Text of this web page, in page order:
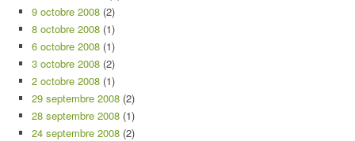
9 octobre 2008 (2)
8 octobre 2008 (1)
6 octobre 2008 (1)
3 octobre 2008 (2)
2 octobre 2008 (1)
29 septembre 2008 (2)
28 septembre 2008 (1)
24 septembre 2008 (2)